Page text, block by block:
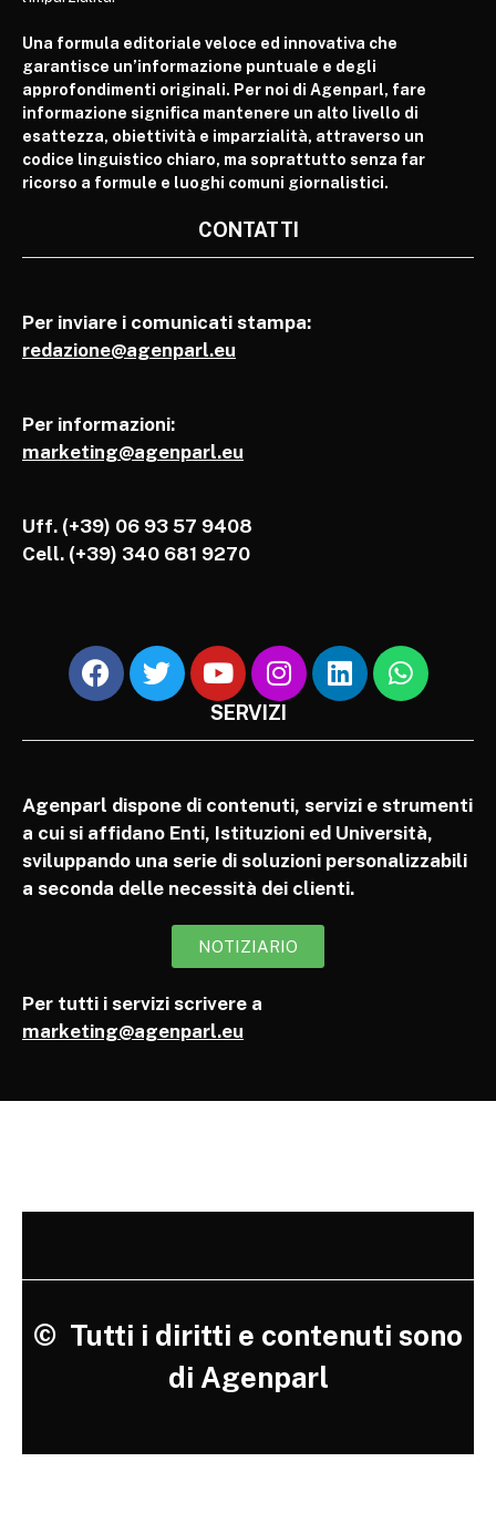
Una formula editoriale veloce ed innovativa che
garantisce un’informazione puntuale e degli
approfondimenti originali. Per noi di Agenparl, fare
informazione significa mantenere un alto livello di
esattezza, obiettività e imparzialità, attraverso un
codice linguistico chiaro, ma soprattutto senza far
ricorso a formule e luoghi comuni giornalistici.
CONTATTI
Per inviare i comunicati stampa:
redazione@agenparl.eu
Per informazioni:
marketing@agenparl.eu
Uff. (+39) 06 93 57 9408
Cell. (+39) 340 681 9270
SERVIZI
Agenparl dispone di contenuti, servizi e strumenti
a cui si affidano Enti, Istituzioni ed Università,
sviluppando una serie di soluzioni personalizzabili
a seconda delle necessità dei clienti.
NOTIZIARIO
Per tutti i servizi scrivere a
marketing@agenparl.eu
© Tutti i diritti e contenuti sono
di Agenparl